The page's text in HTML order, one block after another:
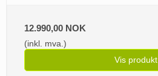
12.990,00 NOK
(inkl. mva.)
Vis produkt